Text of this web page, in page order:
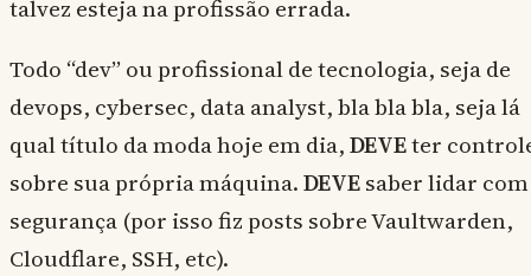
talvez esteja na profissão errada.
Todo “dev” ou profissional de tecnologia, seja de
devops, cybersec, data analyst, bla bla bla, seja lá
qual título da moda hoje em dia,DEVEter
sobre sua própria máquina.DEVEsaber lidar com
segurança (por isso fiz posts sobre Vaultwarden,
Cloudflare, SSH, etc).